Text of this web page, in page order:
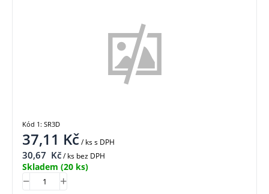
37,11 Kč/ kss DPH
30,67 Kč/ ks bez DPH
Skladem (20 ks)
Kód 1: SR3D